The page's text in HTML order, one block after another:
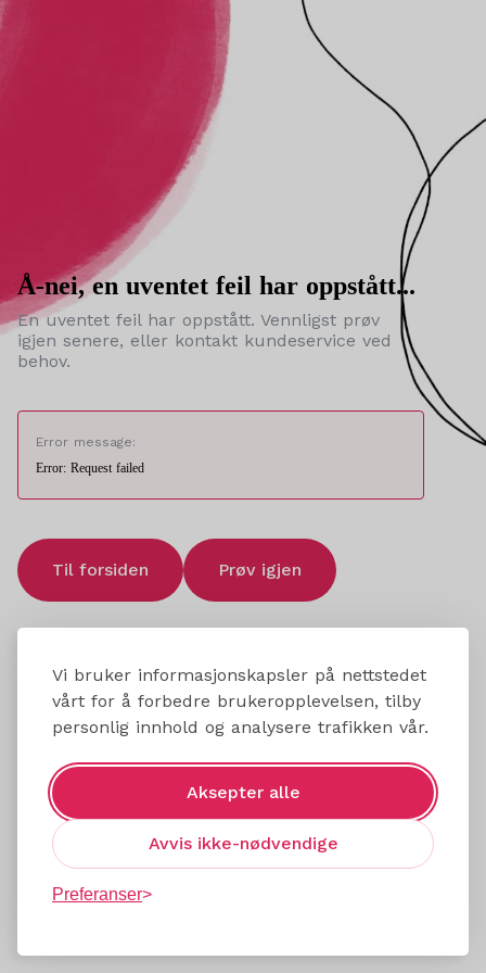
Vi bruker informasjonskapsler på nettstedet
vårt for å forbedre brukeropplevelsen, tilby
personlig innhold og analysere trafikken vår.
Aksepter alle
Avvis ikke-nødvendige
Preferanser
Å-nei, en uventet feil har oppstått...
En uventet feil har oppstått. Vennligst prøv
igjen senere, eller kontakt kundeservice ved
behov.
Error message:
Error: Request failed
Til forsiden Prøv igjen